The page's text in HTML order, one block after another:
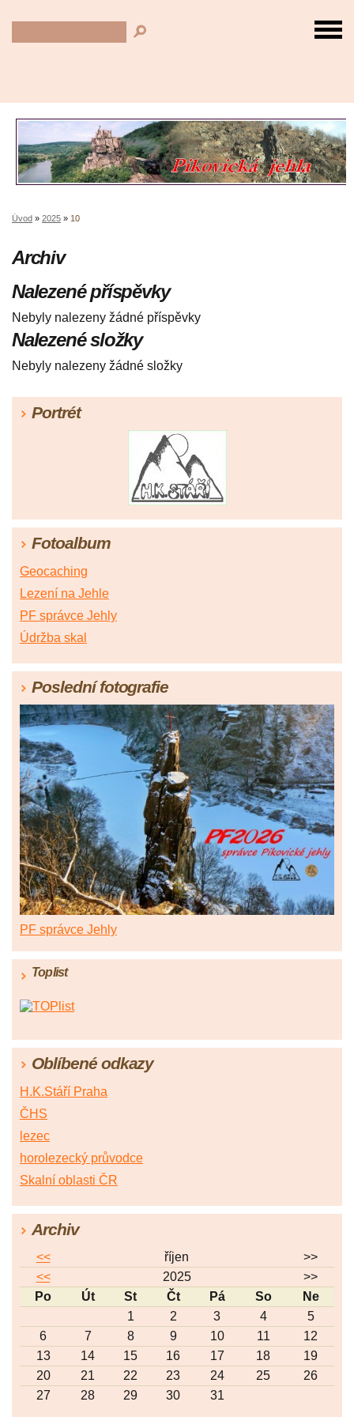
Úvod » 2025 » 10
Archiv
Nalezené příspěvky
Nebyly nalezeny žádné příspěvky
Nalezené složky
Nebyly nalezeny žádné složky
Portrét
Fotoalbum
Geocaching
Lezení na Jehle
PF správce Jehly
Údržba skal
Poslední fotografie
PF správce Jehly
Toplist
Oblíbené odkazy
H.K.Stáří Praha
ČHS
lezec
horolezecký průvodce
Skalní oblasti ČR
Archiv
<< říjen
>>
<<
2025
>>
Po
Út St Čt Pá So
Ne
1
2 3 4
5
6
7 8 9 10 11
12
13
14 15 16 17 18
19
20
21 22 23 24 25
26
27
28 29 30 31